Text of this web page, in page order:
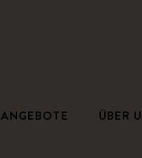
ANGEBOTE ÜBER